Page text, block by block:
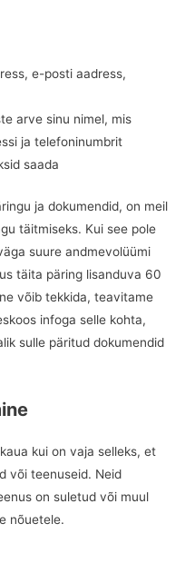
e-posti aadress,
arve sinu nimel, mis
ja telefoninumbrit
saada
ja dokumendid, on meil
täitmiseks. Kui see pole
suure andmevolüümi
täita päring lisanduva 60
võib tekkida, teavitame
infoga selle kohta,
sulle päritud dokumendid
kui on vaja selleks, et
või teenuseid. Neid
on suletud või muul
nõuetele.